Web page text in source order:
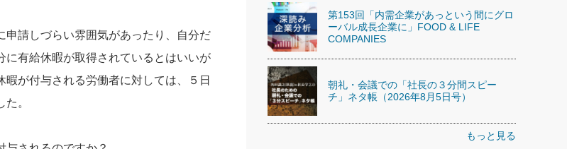
請しづらい雰囲気があったり、自分だ
有給休暇が取得されているとはいいが
が付与される労働者に対しては、５日
。
第153回「内需企業があっという間にグロ
ーバル成長企業に」FOOD & LIFE
COMPANIES
朝礼・会議での「社長の３分間スピー
チ」ネタ帳（2026年8月5日号）
もっと見る